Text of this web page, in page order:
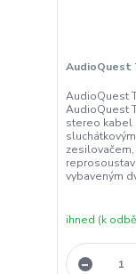
AudioQuest
AudioQuest
AudioQuest
stereo kabel
vybaveným
ihned (k